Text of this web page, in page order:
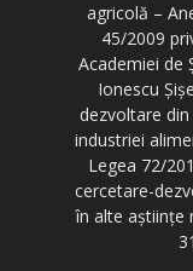
agricolă –
45/2009
Academiei de
Ionescu
dezvoltare
industriei
Legea 72/
cercetare-
în alte aștiințe